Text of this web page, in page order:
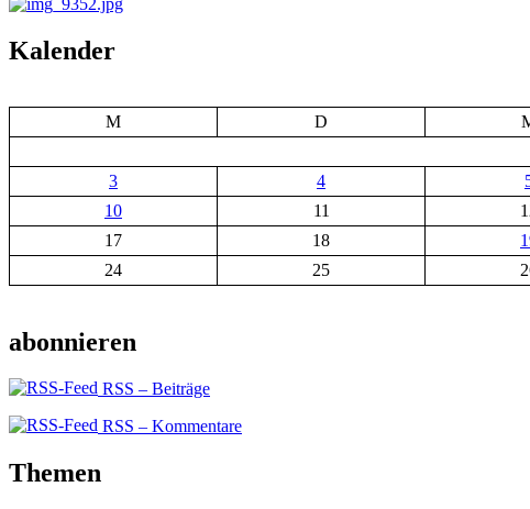
Kalender
M
D
3
4
10
11
17
18
24
25
abonnieren
RSS – Beiträge
RSS – Kommentare
Themen